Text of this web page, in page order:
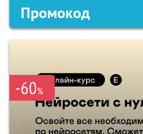
Промокод
-60%